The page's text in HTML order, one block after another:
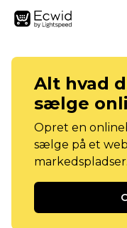
Alt hvad
sælge
Opret en
sælge på et
markedspladser.